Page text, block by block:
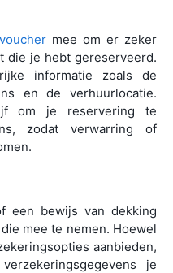
mee om er zeker
die je hebt gereserveerd.
informatie zoals de
en de verhuurlocatie.
om je reservering te
zodat verwarring of
een bewijs van dekking
mee te nemen. Hoewel
aanbieden,
je